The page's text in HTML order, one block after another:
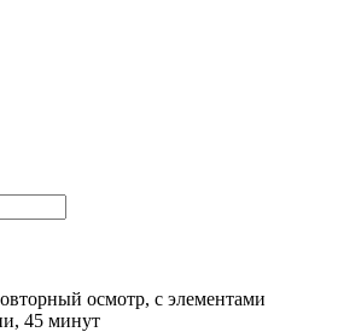
осмотр, с элементами
45 минут